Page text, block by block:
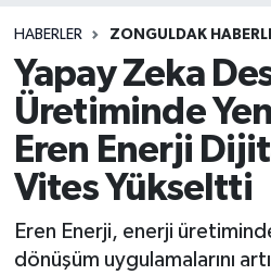
HABERLER ZONGULDAK
Yapay Zeka
Üretiminde
Eren Enerji
Vites Yükseltti
Eren Enerji, enerji
dönüşüm uygulamalarını
KASTAMONU